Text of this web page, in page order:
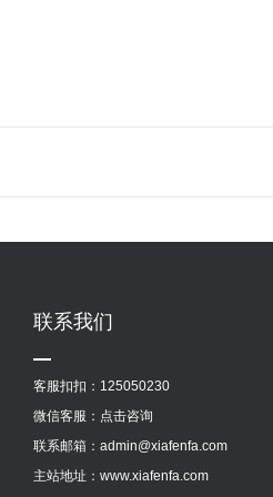
联系我们
客服扣扣： 125050230
微信客服： 点击咨询
联系邮箱：admin@xiafenfa.com
主站地址： www.xiafenfa.com